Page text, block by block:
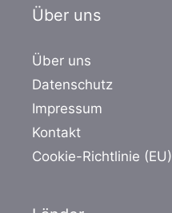
Über uns
Über uns
Datenschutz
Impressum
Kontakt
Cookie-Richtlinie (EU)